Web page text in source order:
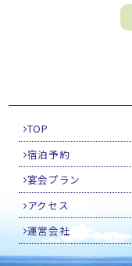
TOP
宿泊予約
宴会プラン
アクセス
運営会社